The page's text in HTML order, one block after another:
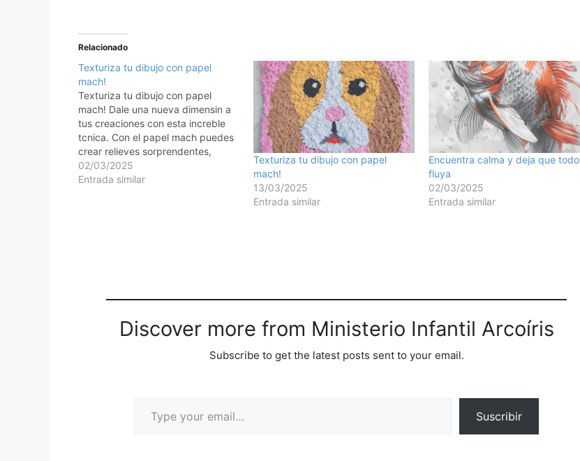
Relacionado
Texturiza tu dibujo con papel
mach!
Texturiza tu dibujo con papel
mach! Dale una nueva dimensin a
tus creaciones con esta increble
tcnica. Con el papel mach puedes
crear relieves sorprendentes,
dndole textura y volumen a tus
dibujos. Qu es el papel mach? Es
02/03/2025
Entrada similar
Texturiza tu dibujo con papel
mach!
13/03/2025
Entrada similar
Encuentra calma y deja que todo
fluya
02/03/2025
Entrada similar
Discover more from Ministerio Infantil Arcoíris
Subscribe to get the latest posts sent to your email.
Suscribir